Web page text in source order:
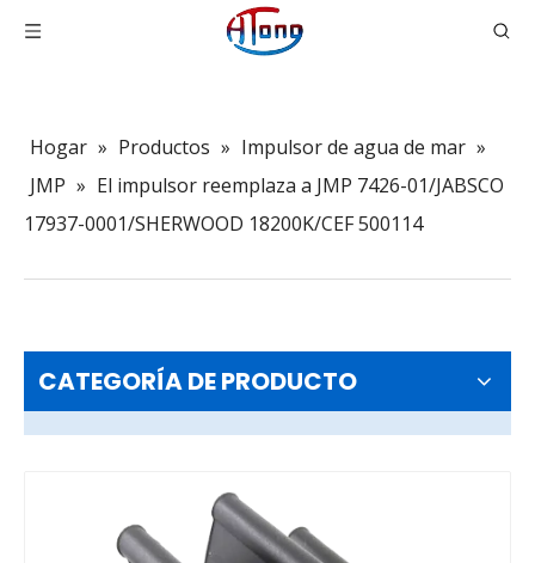
Hogar » Productos » Impulsor de agua de mar »
JMP » El impulsor reemplaza a JMP 7426-01/JABSCO
17937-0001/SHERWOOD 18200K/CEF 500114
CATEGORÍA DE PRODUCTO